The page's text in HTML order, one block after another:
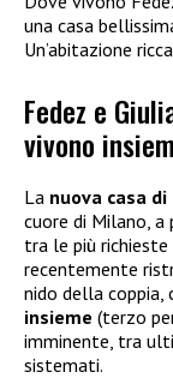
una casa
Un’abitazione
Fedez e
vivono
La nuova casa
cuore di Milano, a
tra le più richieste
recentemente
nido della coppia,
insieme (terzo
imminente, tra
sistemati.